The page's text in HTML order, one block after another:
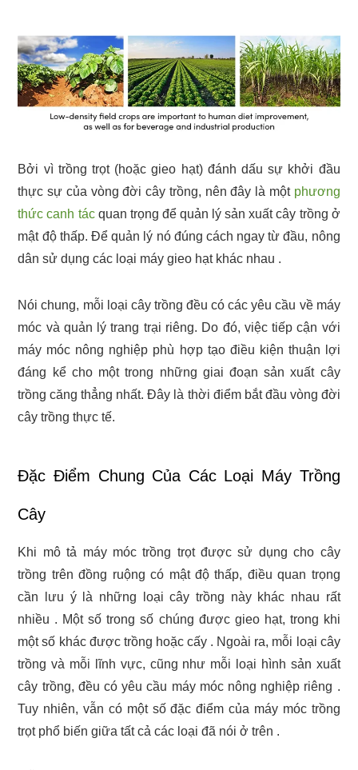
Bởi vì trồng trọt (hoặc gieo hạt) đánh dấu sự khởi đầu
thực sự của vòng đời cây trồng, nên đây là một phương
thức canh tácquan trọng để quản lý sản xuất cây trồng ở
mật độ thấp. Để quản lý nó đúng cách ngay từ đầu, nông
dân sử dụng các loại máy gieo hạt khác nhau .
Nói chung, mỗi loại cây trồng đều có các yêu cầu về máy
móc và quản lý trang trại riêng. Do đó, việc tiếp cận với
máy móc nông nghiệp phù hợp tạo điều kiện thuận lợi
đáng kể cho một trong những giai đoạn sản xuất cây
trồng căng thẳng nhất. Đây là thời điểm bắt đầu vòng đời
cây trồng thực tế.
Đặc Điểm Chung Của Các Loại Máy Trồng
Cây
Khi mô tả máy móc trồng trọt được sử dụng cho cây
trồng trên đồng ruộng có mật độ thấp, điều quan trọng
cần lưu ý là những loại cây trồng này khác nhau rất
nhiều . Một số trong số chúng được gieo hạt, trong khi
một số khác được trồng hoặc cấy . Ngoài ra, mỗi loại cây
trồng và mỗi lĩnh vực, cũng như mỗi loại hình sản xuất
cây trồng, đều có yêu cầu máy móc nông nghiệp riêng .
Tuy nhiên, vẫn có một số đặc điểm của máy móc trồng
trọt phổ biến giữa tất cả các loại đã nói ở trên .